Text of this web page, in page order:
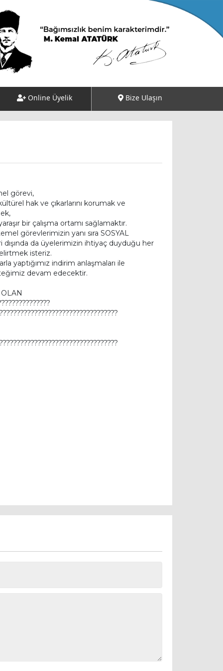
Online Üyelik Bize Ulaşın
görevi,
hak ve çıkarlarını korumak ve
bir çalışma ortamı sağlamaktır.
görevlerimizin yanı sıra SOSYAL
dışında da üyelerimizin ihtiyaç duyduğu her
isteriz.
yaptığımız indirim anlaşmaları ile
devam edecektir.